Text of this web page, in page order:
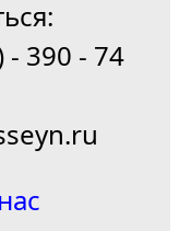
- 390 - 74